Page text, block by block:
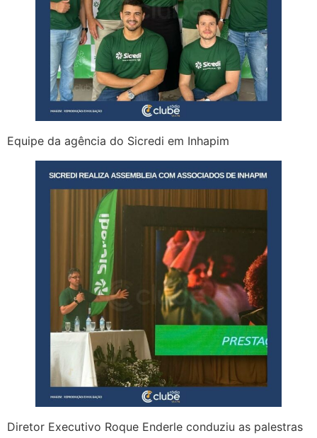
Equipe da agência do Sicredi em Inhapim
Diretor Executivo Roque Enderle conduziu as palestras